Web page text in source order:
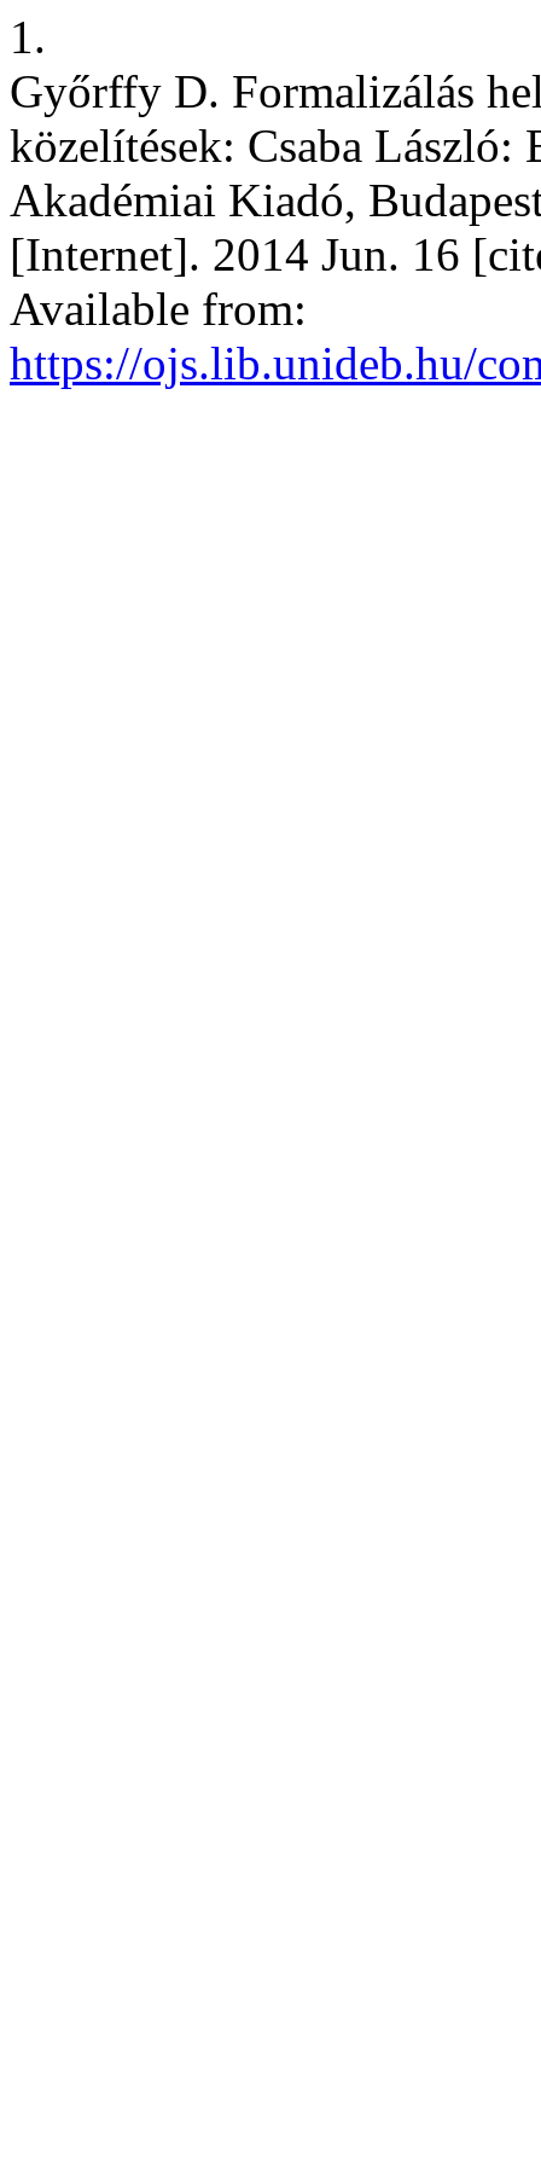
1.
Győrffy D. Formalizálás
közelítések: Csaba László:
Akadémiai Kiadó,
[Internet]. 2014 Jun. 16
Available from:
https://ojs.lib.unideb.hu/